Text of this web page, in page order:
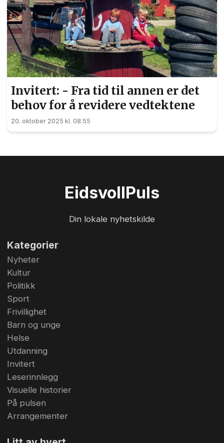
Invitert: - Fra tid til annen er det
behov for å revidere vedtektene
20. oktober 2025 kl. 08:55
EidsvollPuls
Din lokale nyhetskilde
Kategorier
Nyheter
Kultur
Politikk
Sport
Frivillighet
Barn og unge
Helse
Utdanning
Invitert
Leserinnlegg
Visuelle historier
På pulsen
Arrangementer